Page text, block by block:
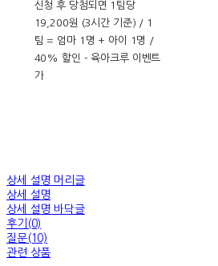
신청 후 당첨되면 1팀당
19,200원 (3시간 기준) / 1
팀 = 엄마 1명 + 아이 1명 /
40% 할인 - 육아크루 이벤트
가
상세 설명 머리글
상세 설명
상세 설명 바닥글
후기(0)
질문(10)
관련 상품